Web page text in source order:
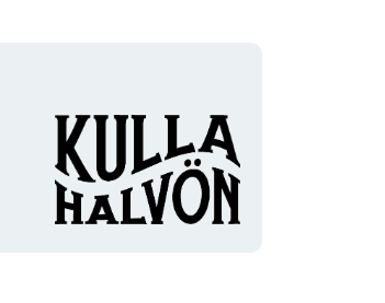
Organisaation
logotyyppi